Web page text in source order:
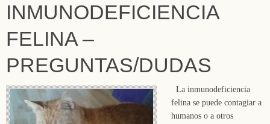
INMUNODEFICIENCIA
FELINA –
PREGUNTAS/DUDAS
La inmunodeficiencia
felina se puede contagiar a
humanos o a otros